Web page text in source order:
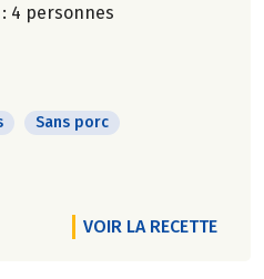
4 personnes
Sans porc
VOIR LA RECETTE